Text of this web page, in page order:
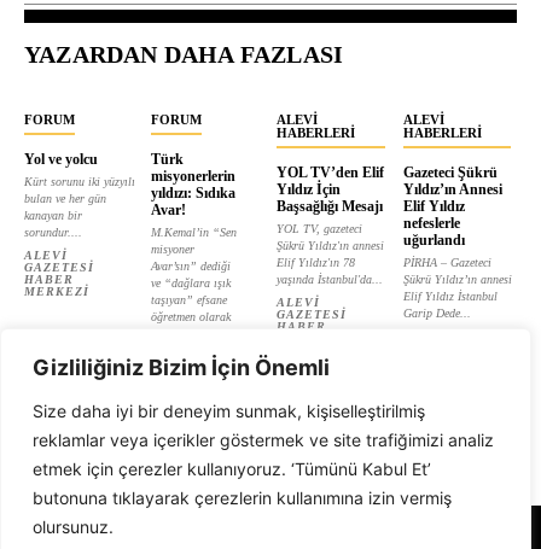
Gizliliğiniz Bizim İçin Önemli
Size daha iyi bir deneyim sunmak, kişiselleştirilmiş
reklamlar veya içerikler göstermek ve site trafiğimizi analiz
etmek için çerezler kullanıyoruz. ‘Tümünü Kabul Et’
butonuna tıklayarak çerezlerin kullanımına izin vermiş
olursunuz.
YAZARDAN DAHA FAZLASI
FORUM
Yol ve yolcu
Kürt sorunu iki yüzyılı
bulan ve her gün
kanayan bir
sorundur....
ALEVI
GAZETESI
HABER
MERKEZI
FORUM
Türk
misyonerlerin
yıldızı: Sıdıka
Avar!
M.Kemal’in “Sen
misyoner
Avar’sın” dediği
ve “dağlara ışık
taşıyan” efsane
öğretmen olarak
ALEVI
GAZETESI
ALEVI
HABERLERI
YOL TV’den Elif
Yıldız İçin
Başsağlığı Mesajı
YOL TV, gazeteci
Şükrü Yıldız'ın annesi
Elif Yıldız'ın 78
yaşında İstanbul'da...
ALEVI
GAZETESI
HABER
ALEVI
HABERLERI
Gazeteci Şükrü
Yıldız’ın Annesi
Elif Yıldız
nefeslerle
uğurlandı
PİRHA – Gazeteci
Şükrü Yıldız’ın annesi
Elif Yıldız İstanbul
Garip Dede...